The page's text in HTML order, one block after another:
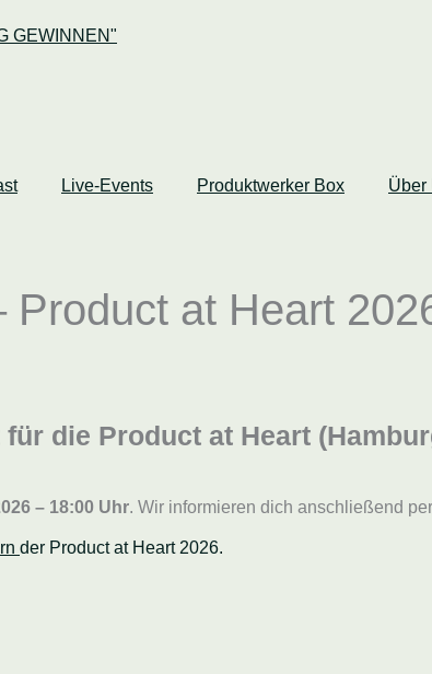
GEWINNEN"
Live-Events Produktwerker Box Über
Product at Heart
die Product at Heart
– 18:00 Uhr. Wir informieren dich anschließend
der Product at Heart 2026.